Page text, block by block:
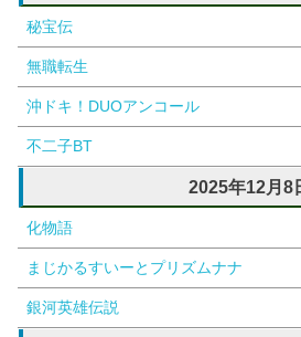
秘宝伝
無職転生
沖ドキ！DUOアンコール
不二子BT
2025年12月8
化物語
まじかるすいーとプリズムナナ
銀河英雄伝説